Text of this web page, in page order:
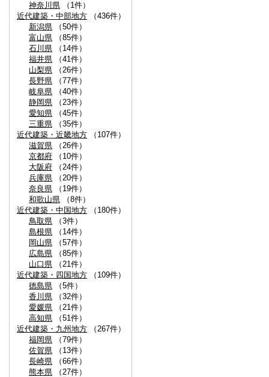
神奈川県 （1件）
近代建築・中部地方 （436件）
新潟県 （50件）
富山県 （85件）
石川県 （14件）
福井県 （41件）
山梨県 （26件）
長野県 （77件）
岐阜県 （40件）
静岡県 （23件）
愛知県 （45件）
三重県 （35件）
近代建築・近畿地方 （107件）
滋賀県 （26件）
京都府 （10件）
大阪府 （24件）
兵庫県 （20件）
奈良県 （19件）
和歌山県 （8件）
近代建築・中国地方 （180件）
鳥取県 （3件）
島根県 （14件）
岡山県 （57件）
広島県 （85件）
山口県 （21件）
近代建築・四国地方 （109件）
徳島県 （5件）
香川県 （32件）
愛媛県 （21件）
高知県 （51件）
近代建築・九州地方 （267件）
福岡県 （79件）
佐賀県 （13件）
長崎県 （66件）
熊本県 （27件）